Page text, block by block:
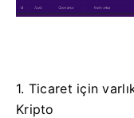
1. Ticaret için
Kripto